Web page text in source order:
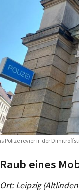
Polizeirevier in der
Raub eines
Ort: Leipzig